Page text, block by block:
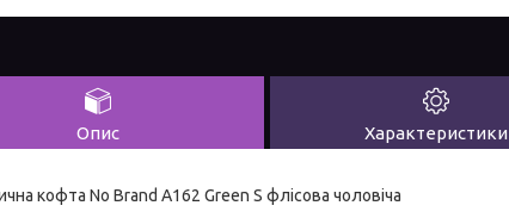
Опис Характеристики
кофта No Brand A162 Green S флісова чоловіча